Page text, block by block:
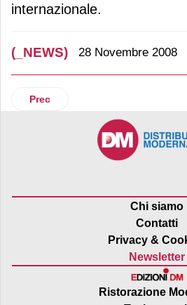
internazionale.
(_NEWS) 28 Novembre 2008
Articolo precedente: Trony
Prec
Chi siamo
Contatti
Privacy &
Newsletter
Ristorazione